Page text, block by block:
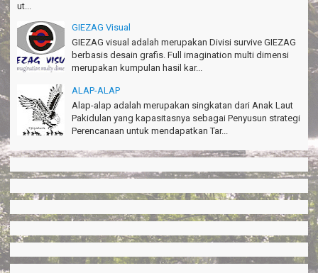
ut...
GIEZAG Visual
GIEZAG visual adalah merupakan Divisi survive GIEZAG
berbasis desain grafis. Full imagination multi dimensi
merupakan kumpulan hasil kar...
ALAP-ALAP
Alap-alap adalah merupakan singkatan dari Anak Laut
Pakidulan yang kapasitasnya sebagai Penyusun strategi
Perencanaan untuk mendapatkan Tar...